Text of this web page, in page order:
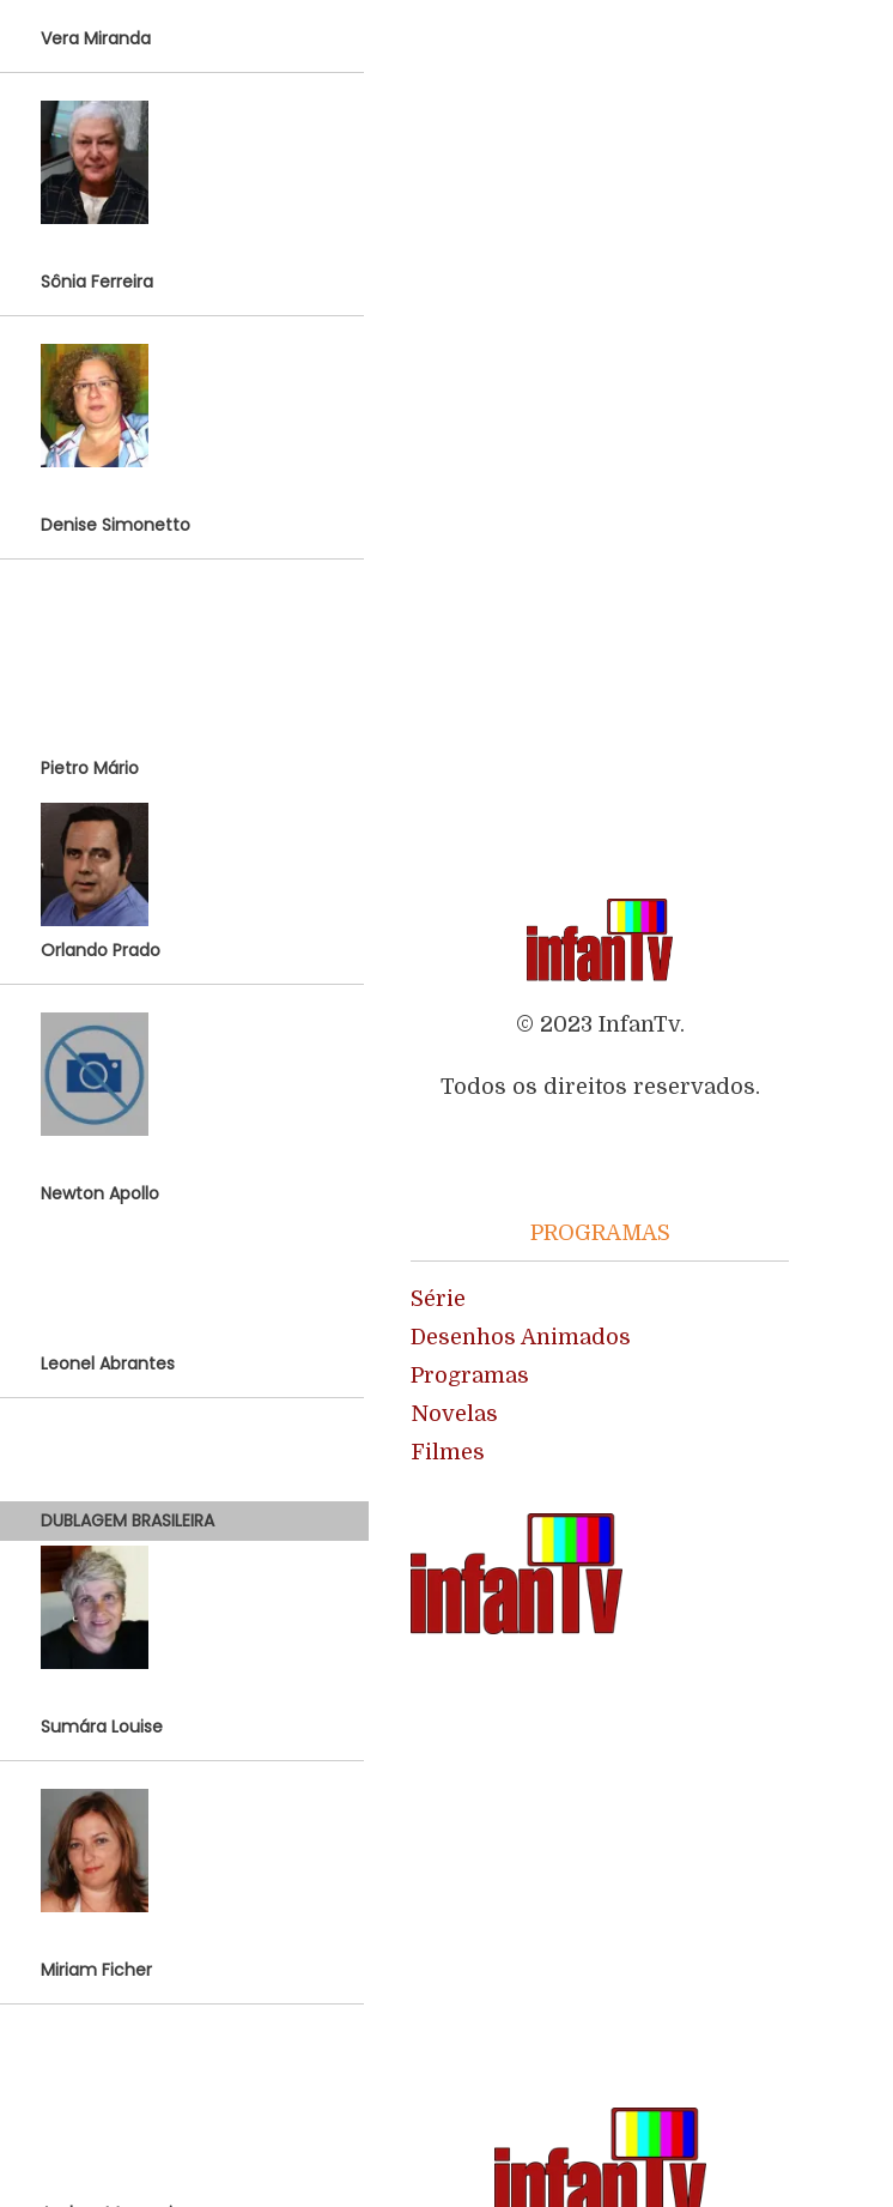
Vera Miranda
Sônia Ferreira
Denise Simonetto
Pietro Mário
Orlando Prado
Newton Apollo
Leonel Abrantes
DUBLAGEM BRASILEIRA
Sumára Louise
Miriam Ficher
© 2023 InfanTv.
Todos os direitos reservados.
PROGRAMAS
Série
Desenhos Animados
Programas
Novelas
Filmes